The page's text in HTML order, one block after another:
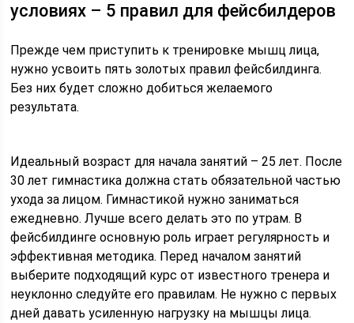
условиях – 5 правил для фейсбилдеров
Прежде чем приступить к тренировке мышц лица,
нужно усвоить пять золотых правил фейсбилдинга.
Без них будет сложно добиться желаемого
результата.
Идеальный возраст для начала занятий – 25 лет. После
30 лет гимнастика должна стать обязательной частью
ухода за лицом. Гимнастикой нужно заниматься
ежедневно. Лучше всего делать это по утрам. В
фейсбилдинге основную роль играет регулярность и
эффективная методика. Перед началом занятий
выберите подходящий курс от известного тренера и
неуклонно следуйте его правилам. Не нужно с первых
дней давать усиленную нагрузку на мышцы лица.